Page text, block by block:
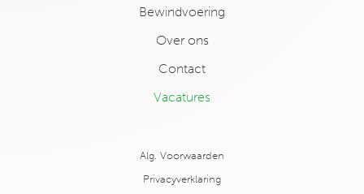
Bewindvoering
Over ons
Contact
Vacatures
Alg. Voorwaarden
Privacyverklaring